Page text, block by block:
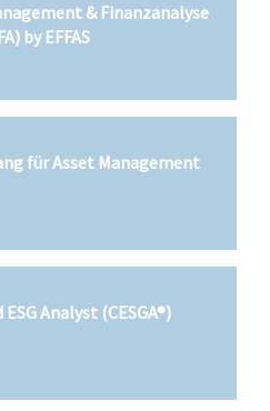
& Finanzanalyse
by EFFAS
für Asset Management
Analyst (CESGA®)